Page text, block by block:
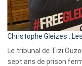
Christophe Gleizes :
Le tribunal de Tizi
sept ans de prison